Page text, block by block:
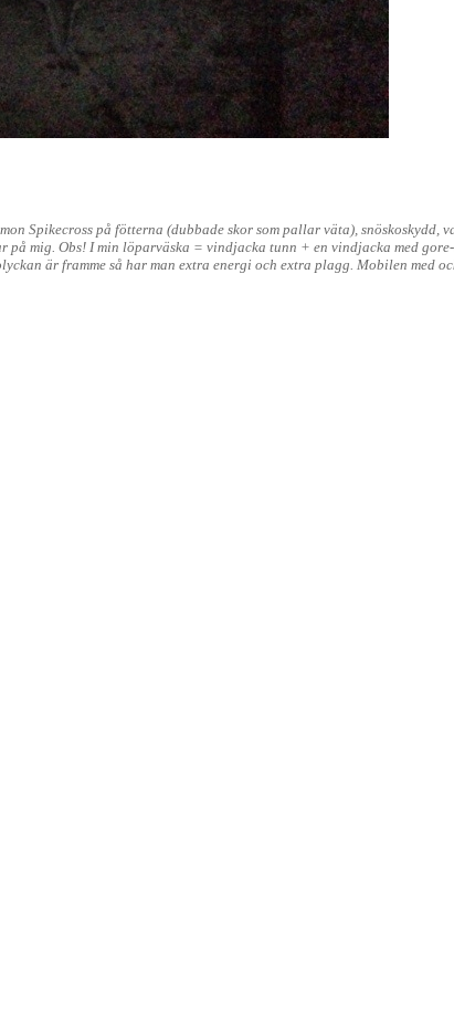
Spikecross på fötterna (dubbade skor som pallar väta),
mig. Obs! I min löparväska = vindjacka tunn + en vindjacka med
är framme så har man extra energi och extra plagg. Mobilen med